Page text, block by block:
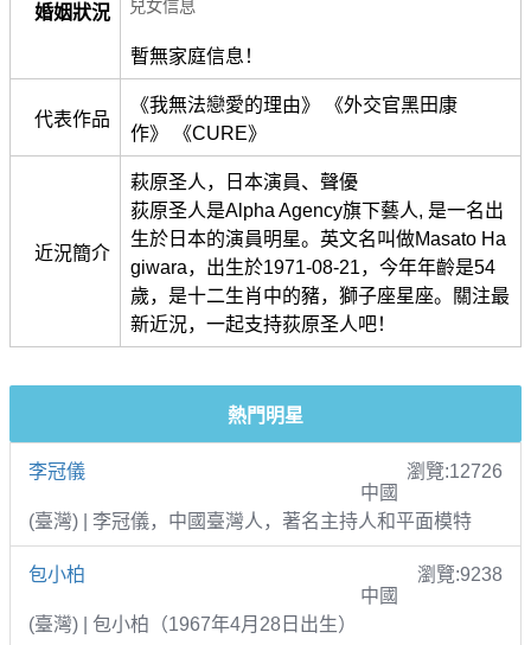
婚姻狀況
兒女信息
暫無家庭信息！
代表作品
《我無法戀愛的理由》 《外交官黑田康
作》 《CURE》
近況簡介
萩原圣人，日本演員、聲優
荻原圣人是Alpha Agency旗下藝人, 是一名出
生於日本的演員明星。英文名叫做Masato Ha
giwara，出生於1971-08-21，今年年齡是54
歲，是十二生肖中的豬，獅子座星座。關注最
新近況，一起支持荻原圣人吧！
熱門明星
李冠儀
瀏覽:12726
中國
(臺灣) | 李冠儀，中國臺灣人，著名主持人和平面模特
包小柏
瀏覽:9238
中國
(臺灣) | 包小柏（1967年4月28日出生）